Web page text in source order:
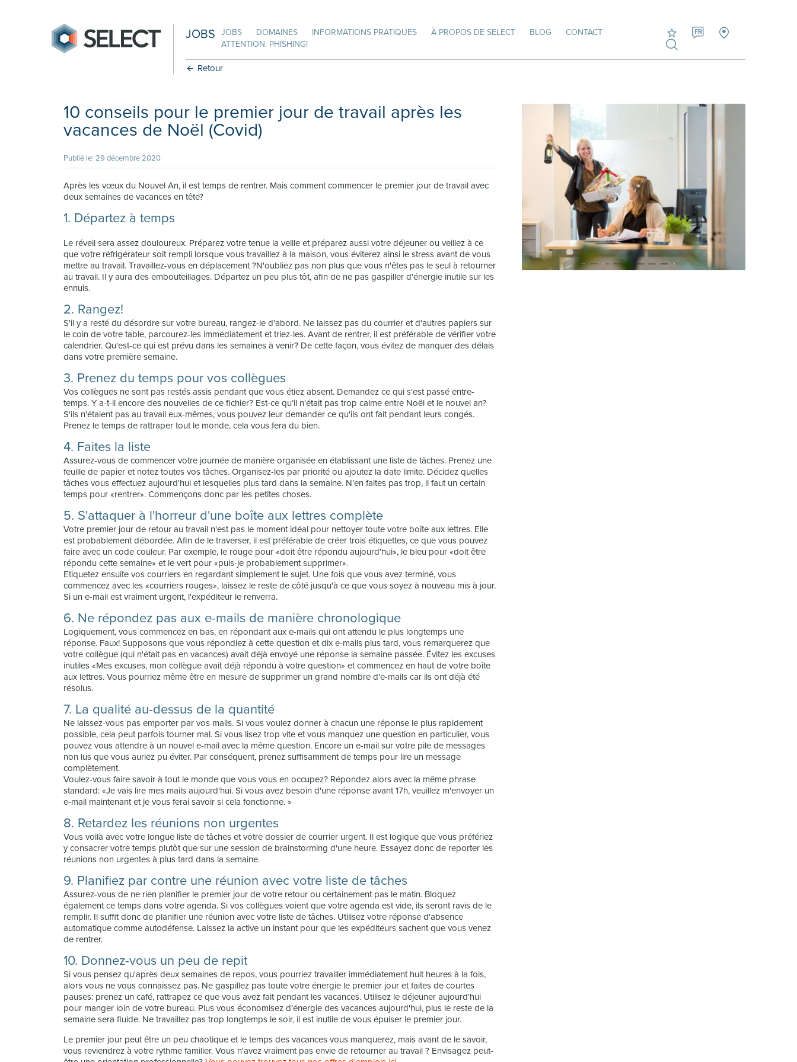
JOBS JOBS DOMAINES INFORMATIONS PRATIQUES À PROPOS DE SELECT BLOG
CONTACT
ATTENTION: PHISHING!
FR
Retour
10 conseils pour le premier jour de travail après les
vacances de Noël (Covid)
Publié le: 29 décembre 2020
Après les vœux du Nouvel An, il est temps de rentrer. Mais comment commencer le premier jour de travail avec
deux semaines de vacances en tête?
1. Départez à temps
Le réveil sera assez douloureux. Préparez votre tenue la veille et préparez aussi votre déjeuner ou veillez à ce
que votre réfrigérateur soit rempli lorsque vous travaillez à la maison, vous éviterez ainsi le stress avant de vous
mettre au travail. Travaillez-vous en déplacement ?N'oubliez pas non plus que vous n'êtes pas le seul à retourner
au travail. Il y aura des embouteillages. Départez un peu plus tôt, afin de ne pas gaspiller d'énergie inutile sur les
ennuis.
2. Rangez!
S'il y a resté du désordre sur votre bureau, rangez-le d'abord. Ne laissez pas du courrier et d'autres papiers sur
le coin de votre table, parcourez-les immédiatement et triez-les. Avant de rentrer, il est préférable de vérifier votre
calendrier. Qu'est-ce qui est prévu dans les semaines à venir? De cette façon, vous évitez de manquer des délais
dans votre première semaine.
3. Prenez du temps pour vos collègues
Vos collègues ne sont pas restés assis pendant que vous étiez absent. Demandez ce qui s'est passé entre-
temps. Y a-t-il encore des nouvelles de ce fichier? Est-ce qu’il n'était pas trop calme entre Noël et le nouvel an?
S'ils n'étaient pas au travail eux-mêmes, vous pouvez leur demander ce qu'ils ont fait pendant leurs congés.
Prenez le temps de rattraper tout le monde, cela vous fera du bien.
4. Faites la liste
Assurez-vous de commencer votre journée de manière organisée en établissant une liste de tâches. Prenez une
feuille de papier et notez toutes vos tâches. Organisez-les par priorité ou ajoutez la date limite. Décidez quelles
tâches vous effectuez aujourd'hui et lesquelles plus tard dans la semaine. N’en faites pas trop, il faut un certain
temps pour «rentrer». Commençons donc par les petites choses.
5. S'attaquer à l'horreur d'une boîte aux lettres complète
Votre premier jour de retour au travail n'est pas le moment idéal pour nettoyer toute votre boîte aux lettres. Elle
est probablement débordée. Afin de le traverser, il est préférable de créer trois étiquettes, ce que vous pouvez
faire avec un code couleur. Par exemple, le rouge pour «doit être répondu aujourd'hui», le bleu pour «doit être
répondu cette semaine» et le vert pour «puis-je probablement supprimer».
Etiquetez ensuite vos courriers en regardant simplement le sujet. Une fois que vous avez terminé, vous
commencez avec les «courriers rouges», laissez le reste de côté jusqu'à ce que vous soyez à nouveau mis à jour.
Si un e-mail est vraiment urgent, l'expéditeur le renverra.
6. Ne répondez pas aux e-mails de manière chronologique
Logiquement, vous commencez en bas, en répondant aux e-mails qui ont attendu le plus longtemps une
réponse. Faux! Supposons que vous répondiez à cette question et dix e-mails plus tard, vous remarquerez que
votre collègue (qui n'était pas en vacances) avait déjà envoyé une réponse la semaine passée. Évitez les excuses
inutiles «Mes excuses, mon collègue avait déjà répondu à votre question» et commencez en haut de votre boîte
aux lettres. Vous pourriez même être en mesure de supprimer un grand nombre d'e-mails car ils ont déjà été
résolus.
7. La qualité au-dessus de la quantité
Ne laissez-vous pas emporter par vos mails. Si vous voulez donner à chacun une réponse le plus rapidement
possible, cela peut parfois tourner mal. Si vous lisez trop vite et vous manquez une question en particulier, vous
pouvez vous attendre à un nouvel e-mail avec la même question. Encore un e-mail sur votre pile de messages
non lus que vous auriez pu éviter. Par conséquent, prenez suffisamment de temps pour lire un message
complètement.
Voulez-vous faire savoir à tout le monde que vous vous en occupez? Répondez alors avec la même phrase
standard: «Je vais lire mes mails aujourd'hui. Si vous avez besoin d'une réponse avant 17h, veuillez m'envoyer un
e-mail maintenant et je vous ferai savoir si cela fonctionne. »
8. Retardez les réunions non urgentes
Vous voilà avec votre longue liste de tâches et votre dossier de courrier urgent. Il est logique que vous préfériez
y consacrer votre temps plutôt que sur une session de brainstorming d'une heure. Essayez donc de reporter les
réunions non urgentes à plus tard dans la semaine.
9. Planifiez par contre une réunion avec votre liste de tâches
Assurez-vous de ne rien planifier le premier jour de votre retour ou certainement pas le matin. Bloquez
également ce temps dans votre agenda. Si vos collègues voient que votre agenda est vide, ils seront ravis de le
remplir. Il suffit donc de planifier une réunion avec votre liste de tâches. Utilisez votre réponse d'absence
automatique comme autodéfense. Laissez la active un instant pour que les expéditeurs sachent que vous venez
de rentrer.
10. Donnez-vous un peu de repit
Si vous pensez qu'après deux semaines de repos, vous pourriez travailler immédiatement huit heures à la fois,
alors vous ne vous connaissez pas. Ne gaspillez pas toute votre énergie le premier jour et faites de courtes
pauses: prenez un café, rattrapez ce que vous avez fait pendant les vacances. Utilisez le déjeuner aujourd'hui
pour manger loin de votre bureau. Plus vous économisez d’énergie des vacances aujourd'hui, plus le reste de la
semaine sera fluide. Ne travaillez pas trop longtemps le soir, il est inutile de vous épuiser le premier jour.
Le premier jour peut être un peu chaotique et le temps des vacances vous manquerez, mais avant de le savoir,
vous reviendrez à votre rythme familier. Vous n'avez vraiment pas envie de retourner au travail ? Envisagez peut-